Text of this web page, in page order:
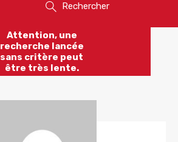
Rechercher
Attention, une
recherche lancée
sans critère peut
être très lente.